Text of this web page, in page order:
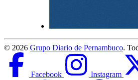
© 2026 Grupo Diario de Pernambuco.
Facebook Instagram